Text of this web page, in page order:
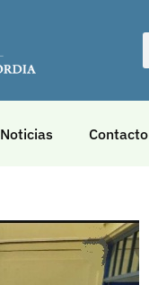
Noticias Contacto